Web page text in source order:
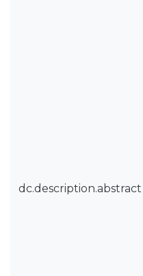
dc.description.abstract